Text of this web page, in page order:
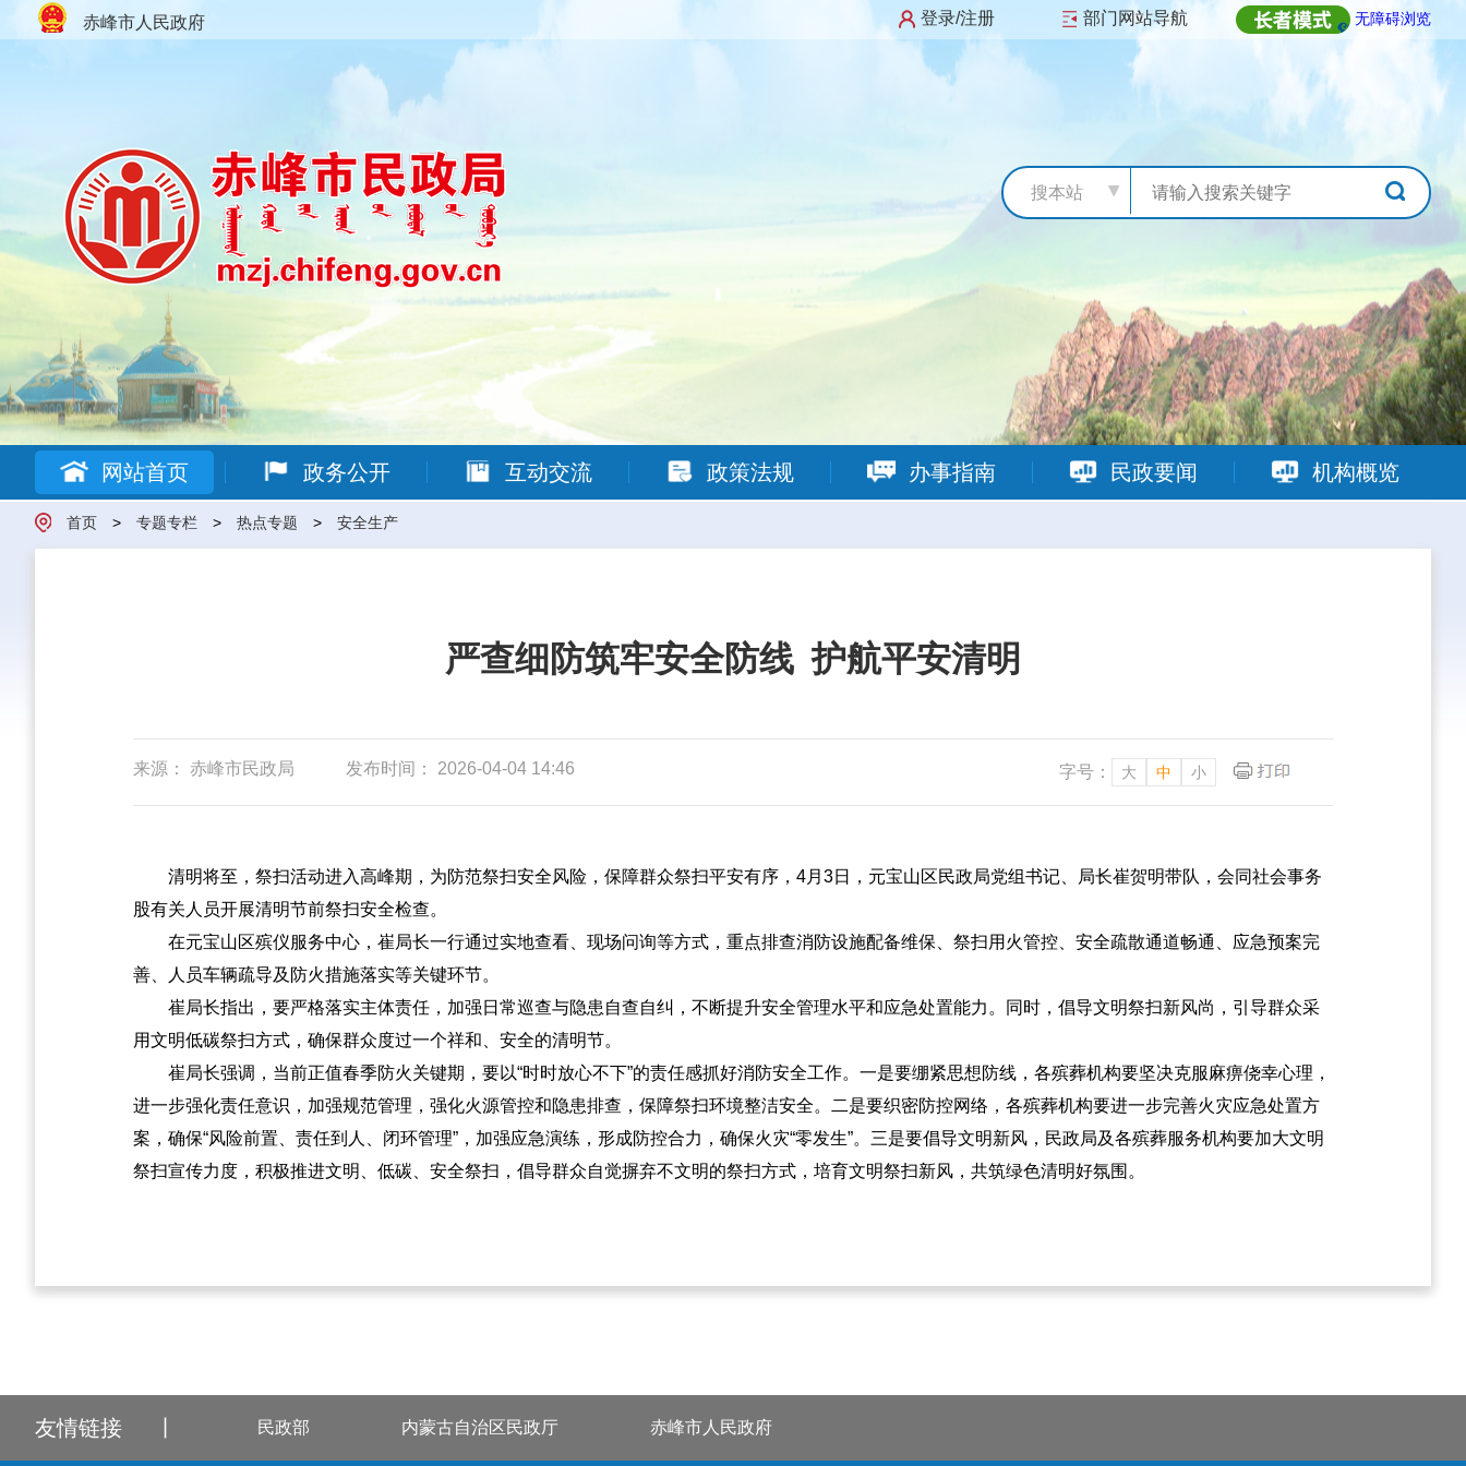
赤峰市人民政府 登录/注册 部门网站导航 无障碍浏览
搜本站
网站首页 政务公开 互动交流 政策法规 办事指南 民政要闻 机构概览
首页 > 专题专栏 > 热点专题 > 安全生产
严查细防筑牢安全防线 护航平安清明
来源： 赤峰市民政局 发布时间： 2026-04-04 14:46 字号： 大 中 小
清明将至，祭扫活动进入高峰期，为防范祭扫安全风险，保障群众祭扫平安有序，4月3日，元宝山区民政局党组书记、局长崔贺明带队，会同社会事务
股有关人员开展清明节前祭扫安全检查。
在元宝山区殡仪服务中心，崔局长一行通过实地查看、现场问询等方式，重点排查消防设施配备维保、祭扫用火管控、安全疏散通道畅通、应急预案完
善、人员车辆疏导及防火措施落实等关键环节。
崔局长指出，要严格落实主体责任，加强日常巡查与隐患自查自纠，不断提升安全管理水平和应急处置能力。同时，倡导文明祭扫新风尚，引导群众采
用文明低碳祭扫方式，确保群众度过一个祥和、安全的清明节。
崔局长强调，当前正值春季防火关键期，要以“时时放心不下”的责任感抓好消防安全工作。一是要绷紧思想防线，各殡葬机构要坚决克服麻痹侥幸心理，
进一步强化责任意识，加强规范管理，强化火源管控和隐患排查，保障祭扫环境整洁安全。二是要织密防控网络，各殡葬机构要进一步完善火灾应急处置方
案，确保“风险前置、责任到人、闭环管理”，加强应急演练，形成防控合力，确保火灾“零发生”。三是要倡导文明新风，民政局及各殡葬服务机构要加大文明
祭扫宣传力度，积极推进文明、低碳、安全祭扫，倡导群众自觉摒弃不文明的祭扫方式，培育文明祭扫新风，共筑绿色清明好氛围。
友情链接 民政部 内蒙古自治区民政厅 赤峰市人民政府